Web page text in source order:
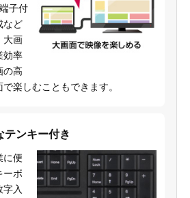
子付
など
大画
効率
の高
楽しむこともできます。
テンキー付き
に便
ーボ
入